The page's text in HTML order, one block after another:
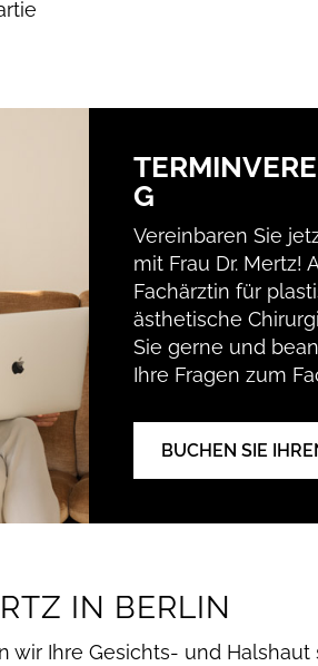
G
Vereinbaren Sie
mit Frau Dr. Mertz!
Fachärztin für
ästhetische
Sie gerne und
Ihre Fragen zum
BUCHEN SIE
IN BERLIN
wir Ihre Gesichts- und Halshaut